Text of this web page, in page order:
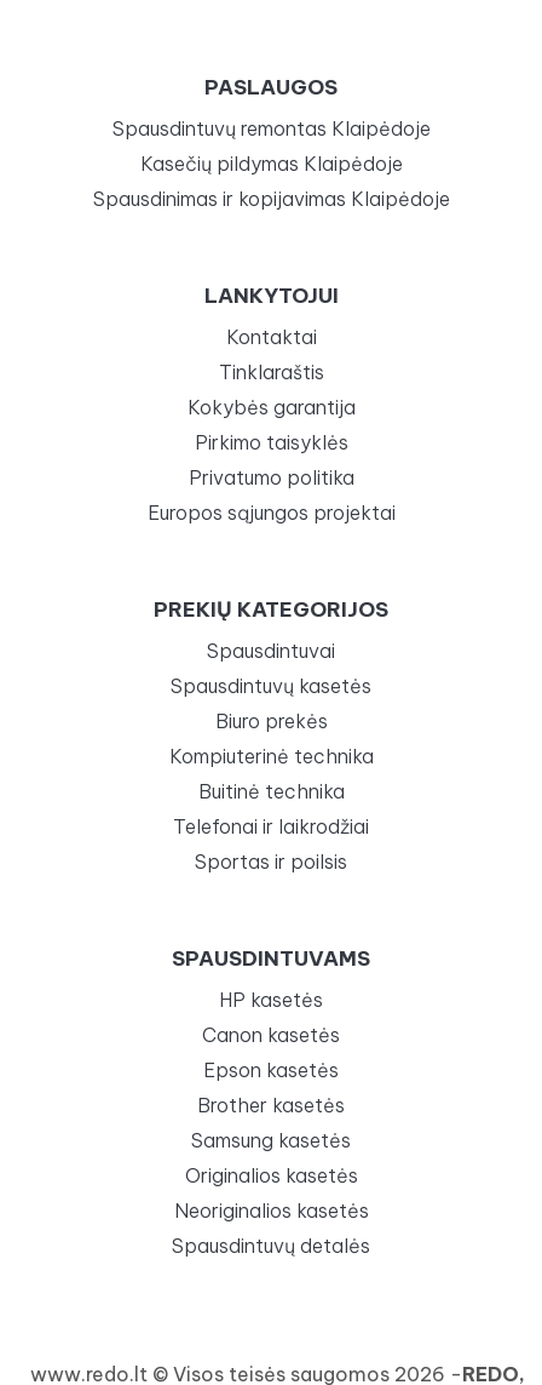
PASLAUGOS
Spausdintuvų remontas Klaipėdoje
Kasečių pildymas Klaipėdoje
Spausdinimas ir kopijavimas Klaipėdoje
LANKYTOJUI
Kontaktai
Tinklaraštis
Kokybės garantija
Pirkimo taisyklės
Privatumo politika
Europos sąjungos projektai
PREKIŲ KATEGORIJOS
Spausdintuvai
Spausdintuvų kasetės
Biuro prekės
Kompiuterinė technika
Buitinė technika
Telefonai ir laikrodžiai
Sportas ir poilsis
SPAUSDINTUVAMS
HP kasetės
Canon kasetės
Epson kasetės
Brother kasetės
Samsung kasetės
Originalios kasetės
Neoriginalios kasetės
Spausdintuvų detalės
www.redo.lt © Visos teisės saugomos 2026 -REDO,